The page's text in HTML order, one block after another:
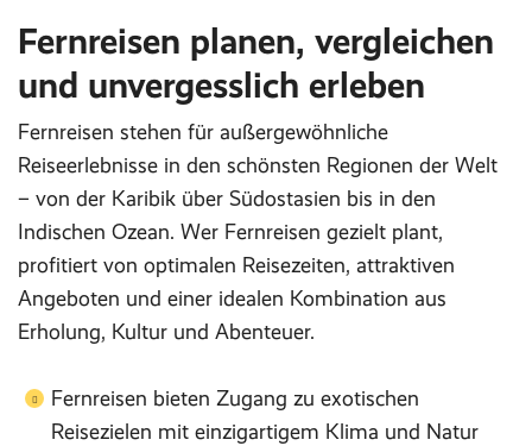
Fernreisen planen, vergleichen
und unvergesslich erleben
Fernreisen stehen für außergewöhnliche
Reiseerlebnisse in den schönsten Regionen der Welt
– von der Karibik über Südostasien bis in den
Indischen Ozean. Wer Fernreisen gezielt plant,
profitiert von optimalen Reisezeiten, attraktiven
Angeboten und einer idealen Kombination aus
Erholung, Kultur und Abenteuer.
Fernreisen bieten Zugang zu exotischen
Reisezielen mit einzigartigem Klima und Natur